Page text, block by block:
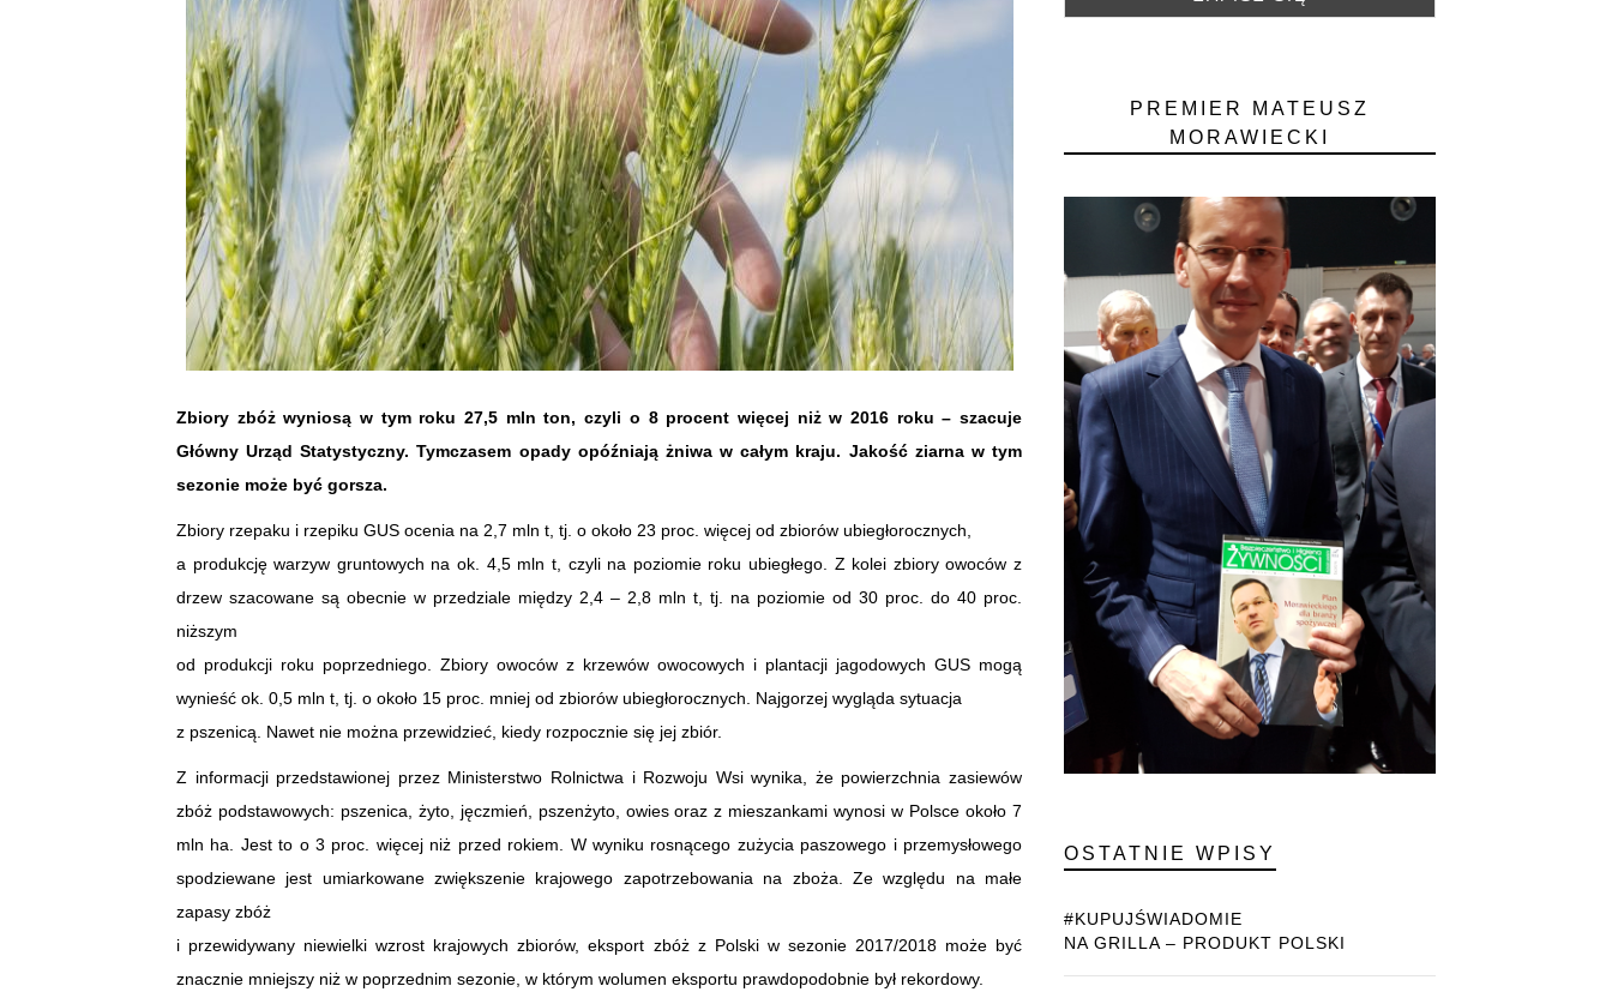
Zbiory zbóż wyniosą w tym roku 27,5 mln ton, czyli o 8 procent więcej niż w 2016 roku – szacuje
Główny Urząd Statystyczny. Tymczasem opady opóźniają żniwa w całym kraju. Jakość ziarna w tym
sezonie może być gorsza.
Zbiory rzepaku i rzepiku GUS ocenia na 2,7 mln t, tj. o około 23 proc. więcej od zbiorów ubiegłorocznych,
a produkcję warzyw gruntowych na ok. 4,5 mln t, czyli na poziomie roku ubiegłego. Z kolei zbiory owoców z
drzew szacowane są obecnie w przedziale między 2,4 – 2,8 mln t, tj. na poziomie od 30 proc. do 40 proc.
niższym
od produkcji roku poprzedniego. Zbiory owoców z krzewów owocowych i plantacji jagodowych GUS mogą
wynieść ok. 0,5 mln t, tj. o około 15 proc. mniej od zbiorów ubiegłorocznych. Najgorzej wygląda sytuacja
z pszenicą. Nawet nie można przewidzieć, kiedy rozpocznie się jej zbiór.
Z informacji przedstawionej przez Ministerstwo Rolnictwa i Rozwoju Wsi wynika, że powierzchnia zasiewów
zbóż podstawowych: pszenica, żyto, jęczmień, pszenżyto, owies oraz z mieszankami wynosi w Polsce około 7
mln ha. Jest to o 3 proc. więcej niż przed rokiem. W wyniku rosnącego zużycia paszowego i przemysłowego
spodziewane jest umiarkowane zwiększenie krajowego zapotrzebowania na zboża. Ze względu na małe
zapasy zbóż
i przewidywany niewielki wzrost krajowych zbiorów, eksport zbóż z Polski w sezonie 2017/2018 może być
znacznie mniejszy niż w poprzednim sezonie, w którym wolumen eksportu prawdopodobnie był rekordowy.
PREMIER MATEUSZ
MORAWIECKI
OSTATNIE WPISY
#KUPUJŚWIADOMIE
NA GRILLA – PRODUKT POLSKI